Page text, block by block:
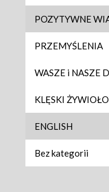
POZYTYWNE
PRZEMYŚLENIA
WASZE i NASZE
KLĘSKI
ENGLISH
Bez kategorii